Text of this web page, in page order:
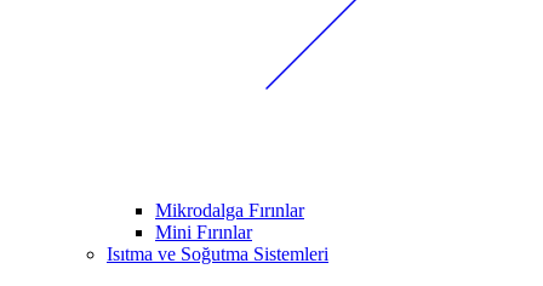
Mikrodalga Fırınlar
Mini Fırınlar
Isıtma ve Soğutma Sistemleri